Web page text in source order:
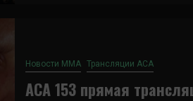
Новости ММА Трансляции ACA
ACA 153 прямая